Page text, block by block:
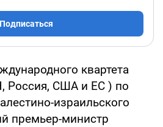
Подписаться
квартета
Россия, США и ЕС ) по
израильского
премьер-министр